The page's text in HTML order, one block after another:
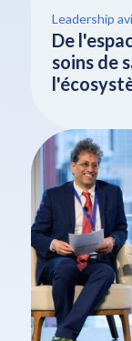
Leadership
De
soins de